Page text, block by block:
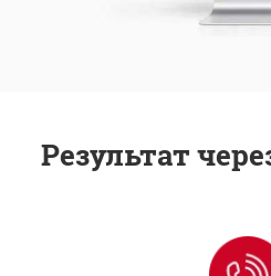
Результат